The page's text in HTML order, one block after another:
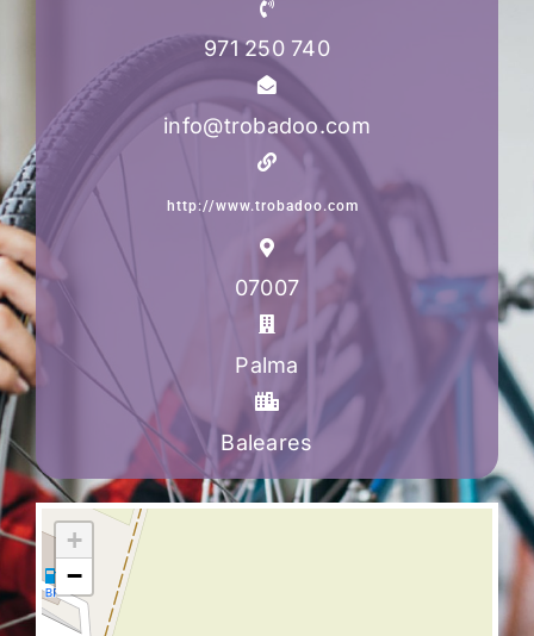
971 250 740
info@trobadoo.com
http://www.trobadoo.com
07007
Palma
Baleares
+
−